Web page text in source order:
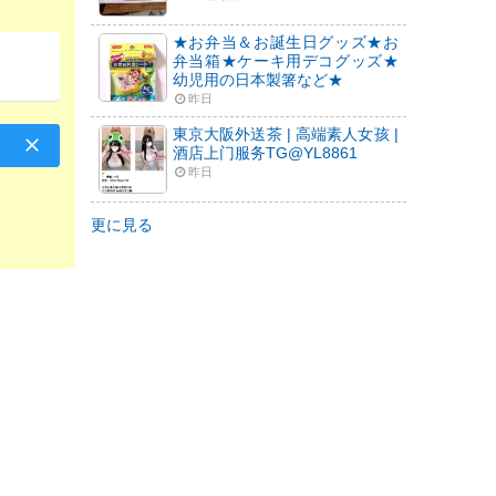
★お弁当＆お誕生日グッズ★お
弁当箱★ケーキ用デコグッズ★
幼児用の日本製箸など★
昨日
東京大阪外送茶 | 高端素人女孩 |
酒店上门服务TG@YL8861
昨日
更に見る